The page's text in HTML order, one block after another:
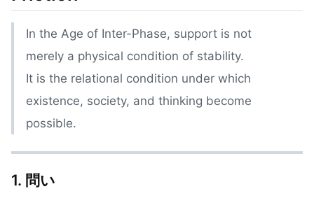
In the Age of Inter-Phase, support is not
merely a physical condition of stability.
It is the relational condition under which
existence, society, and thinking become
possible.
1. 問い